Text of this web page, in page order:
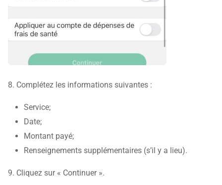
8. Complétez les informations suivantes :
Service;
Date;
Montant payé;
Renseignements supplémentaires (s’il y a lieu).
9. Cliquez sur « Continuer ».